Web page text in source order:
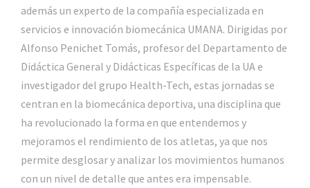
además un experto de la compañía especializada en
servicios e innovación biomecánica UMANA. Dirigidas por
Alfonso Penichet Tomás, profesor del Departamento de
Didáctica General y Didácticas Específicas de la UA e
investigador del grupo Health-Tech, estas jornadas se
centran en la biomecánica deportiva, una disciplina que
ha revolucionado la forma en que entendemos y
mejoramos el rendimiento de los atletas, ya que nos
permite desglosar y analizar los movimientos humanos
con un nivel de detalle que antes era impensable.